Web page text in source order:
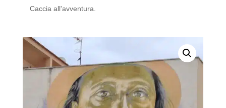
Caccia all'avventura.